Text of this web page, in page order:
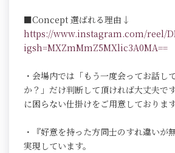
■Concept 選ばれる理由↓
https://www.instagram.com/reel/
igsh=MXZmMmZ5MXlic3A0MA==
・会場内では「もう一度会ってお話し
か？」だけ判断して頂ければ大丈夫で
に困らない仕掛けをご用意しております
・『好意を持った方同士のすれ違いが
実現しています。